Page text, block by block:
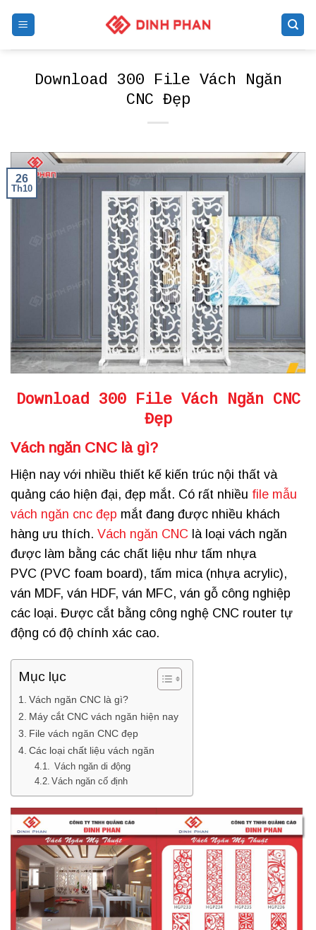
Download 300 File Vách Ngăn
CNC Đẹp
26
Th10
Download 300 File Vách Ngăn CNC
Đẹp
Vách ngăn CNC là gì?
Hiện nay với nhiều thiết kế kiến trúc nội thất và
quảng cáo hiện đại, đẹp mắt. Có rất nhiều file mẫu
vách ngăn cnc đẹp mắt đang được nhiều khách
hàng ưu thích. Vách ngăn CNC là loại vách ngăn
được làm bằng các chất liệu như tấm nhựa
PVC (PVC foam board), tấm mica (nhựa acrylic),
ván MDF, ván HDF, ván MFC, ván gỗ công nghiệp
các loại. Được cắt bằng công nghệ CNC router tự
động có độ chính xác cao.
Mục lục
Vách ngăn CNC là gì?
Máy cắt CNC vách ngăn hiện nay
File vách ngăn CNC đẹp
Các loại chất liệu vách ngăn
Vách ngăn di động
Vách ngăn cố định